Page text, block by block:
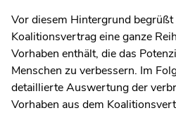
Vor diesem Hintergrund begrüßt
Koalitionsvertrag eine ganze
Vorhaben enthält, die das
Menschen zu verbessern. Im
detaillierte Auswertung der
Vorhaben aus dem